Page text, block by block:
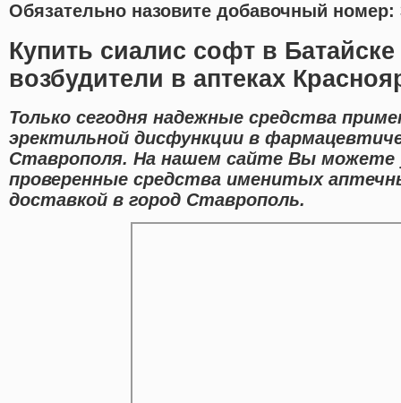
Обязательно назовите добавочный номер:
Купить сиалис софт в
возбудители в аптеках
Только сегодня надежные средства
эректильной дисфункции в
Ставрополя. На нашем сайте Вы можете
проверенные средства именитых
доставкой в город Ставрополь.